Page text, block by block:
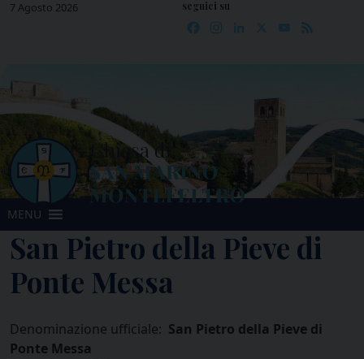
Skip7 Agosto 2026 seguici su
Facebook
Instagram
LinkedIn YouTube
MENU
San Pietro della Pieve di
Ponte Messa
Denominazione ufficiale: San Pietro della Pieve di
Ponte Messa